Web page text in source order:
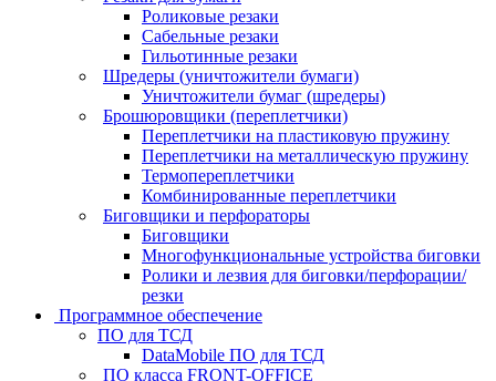
Роликовые резаки
Сабельные резаки
Гильотинные резаки
Шредеры (уничтожители бумаги)
Уничтожители бумаг (шредеры)
Брошюровщики (переплетчики)
Переплетчики на пластиковую пружину
Переплетчики на металлическую пружину
Термопереплетчики
Комбинированные переплетчики
Биговщики и перфораторы
Биговщики
Многофункциональные устройства биговки
Ролики и лезвия для биговки/перфорации/
резки
Программное обеспечение
ПО для ТСД
DataMobile ПО для ТСД
ПО класса FRONT-OFFICE